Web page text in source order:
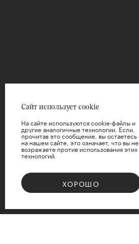
СБРОСИТЬ
Сайт использует cookie
На сайте используются cookie-файлы и
другие аналогичные технологии. Если,
прочитав это сообщение, вы остаетесь
на нашем сайте, это означает, что вы не
возражаете против использования этих
технологий.
ХОРОШО